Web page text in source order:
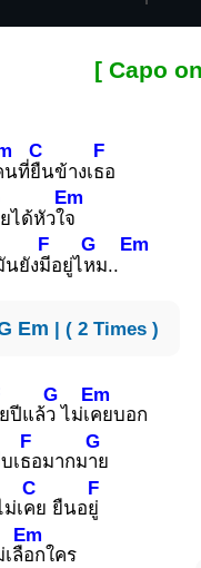
[ Capo
นที่
C
ยืนข้างเ
F
ธอ
ได้หัวใ
Em
จ
ยัง
F
มีอยู่ไ
G
หม..
Em
Em | ( 2 Times )
ปีแล้
G
ว ไม่เ
Em
คยบอก
เ
F
ธอมากม
G
าย
เ
C
คย ยืนอ
F
ยู่
ลื
Em
อกใคร